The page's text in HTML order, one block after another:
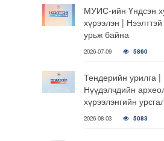
МУИС-ийн Үндсэн
хүрээлэн |
урьж байна
2026-07-09 5860
Тендерийн урилга
Нүүдэлчдийн
хүрээлэнгийн
2026-08-03 5083